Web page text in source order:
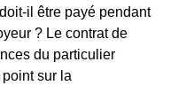
il être payé pendant
? Le contrat de
du particulier
sur la